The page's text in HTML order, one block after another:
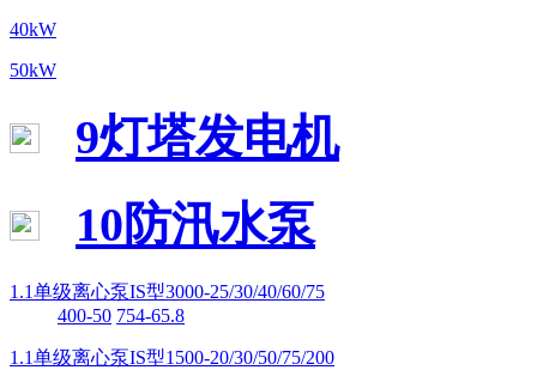
40kW
50kW
9灯塔发电机
10防汛水泵
1.1单级离心泵IS型3000-25/30/40/60/75
400-50 754-65.8
1.1单级离心泵IS型1500-20/30/50/75/200